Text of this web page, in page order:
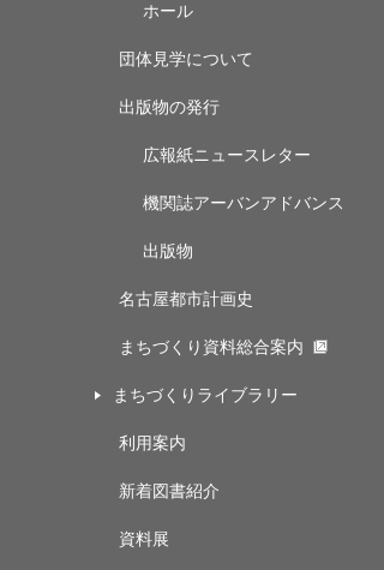
ホール
団体見学について
出版物の発行
広報紙ニュースレター
機関誌アーバンアドバンス
出版物
名古屋都市計画史
まちづくり資料総合案内
まちづくりライブラリー
利用案内
新着図書紹介
資料展